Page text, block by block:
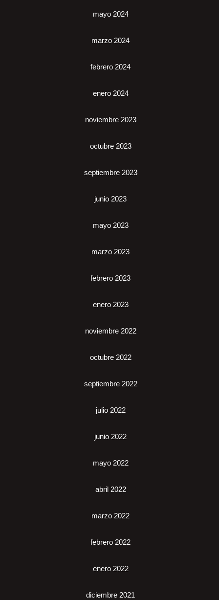
mayo 2024
marzo 2024
febrero 2024
enero 2024
noviembre 2023
octubre 2023
septiembre 2023
junio 2023
mayo 2023
marzo 2023
febrero 2023
enero 2023
noviembre 2022
octubre 2022
septiembre 2022
julio 2022
junio 2022
mayo 2022
abril 2022
marzo 2022
febrero 2022
enero 2022
diciembre 2021